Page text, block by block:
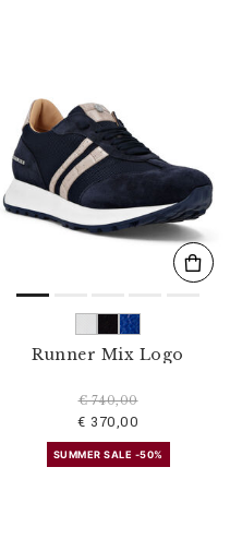
Runner Mix Logo
€ 740,00
€ 370,00
SUMMER SALE -50%